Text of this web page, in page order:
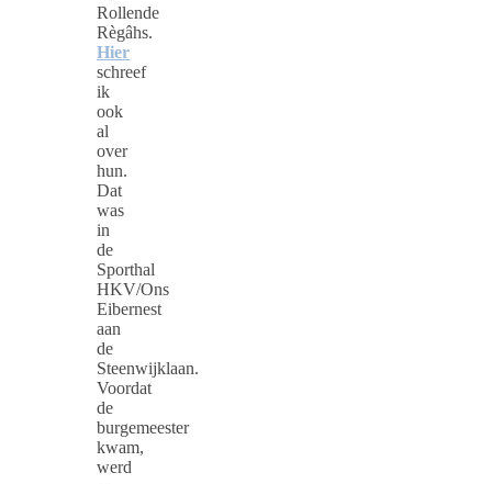
Rollende
Règâhs.
Hier
schreef
ik
ook
al
over
hun.
Dat
was
in
de
Sporthal
HKV/Ons
Eibernest
aan
de
Steenwijklaan.
Voordat
de
burgemeester
kwam,
werd